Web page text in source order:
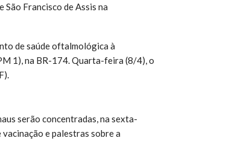
Francisco de Assis na
de saúde oftalmológica à
1), na BR-174. Quarta-feira (8/4), o
serão concentradas, na sexta-
e palestras sobre a